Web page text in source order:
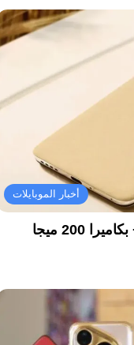
أخبار الموبايلات
الإعلان الرسمي عن Realme 16 Pro+ بكاميرا 200 ميجا